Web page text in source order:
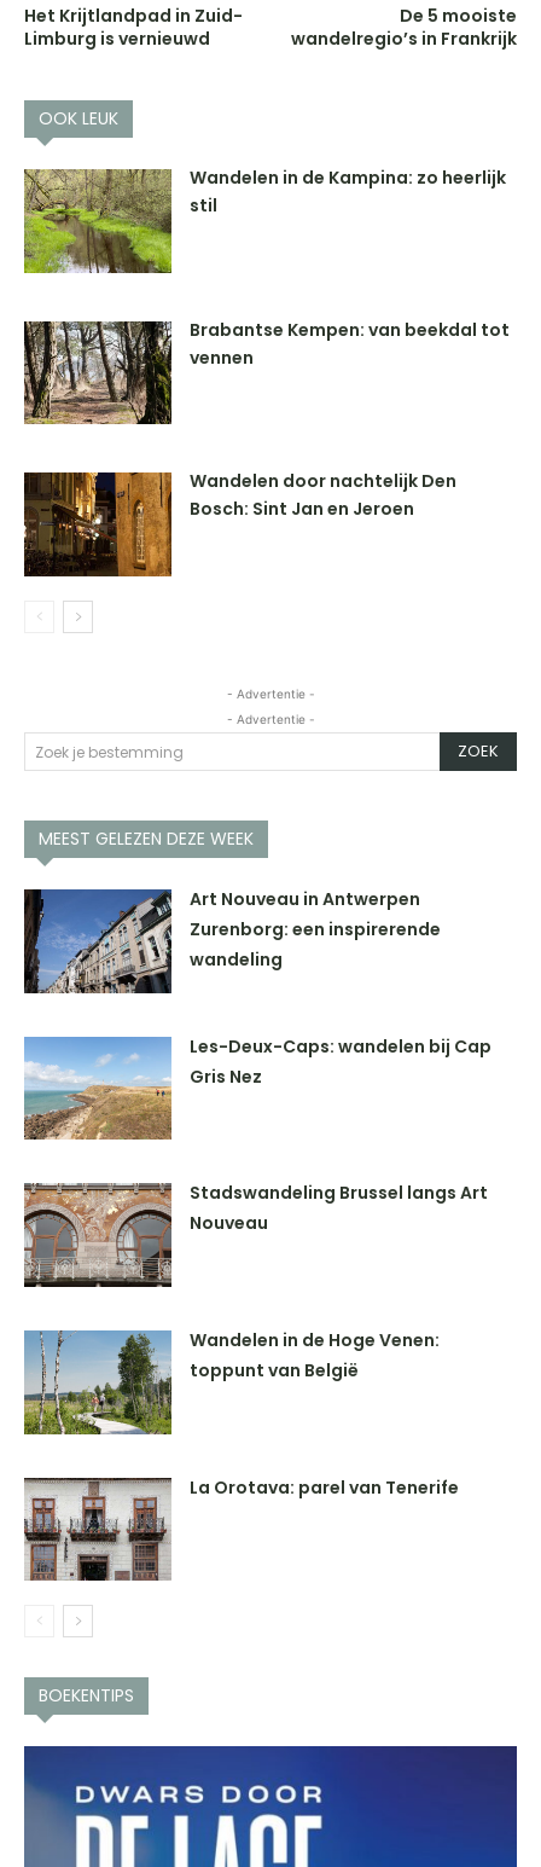
Het Krijtlandpad in Zuid-
Limburg is vernieuwd
De 5 mooiste
wandelregio’s in Frankrijk
OOK LEUK
Wandelen in de Kampina: zo heerlijk
stil
Brabantse Kempen: van beekdal tot
vennen
Wandelen door nachtelijk Den
Bosch: Sint Jan en Jeroen
- Advertentie -
- Advertentie -
Zoek je bestemming ZOEK
MEEST GELEZEN DEZE WEEK
Art Nouveau in Antwerpen
Zurenborg: een inspirerende
wandeling
Les-Deux-Caps: wandelen bij Cap
Gris Nez
Stadswandeling Brussel langs Art
Nouveau
Wandelen in de Hoge Venen:
toppunt van België
La Orotava: parel van Tenerife
BOEKENTIPS